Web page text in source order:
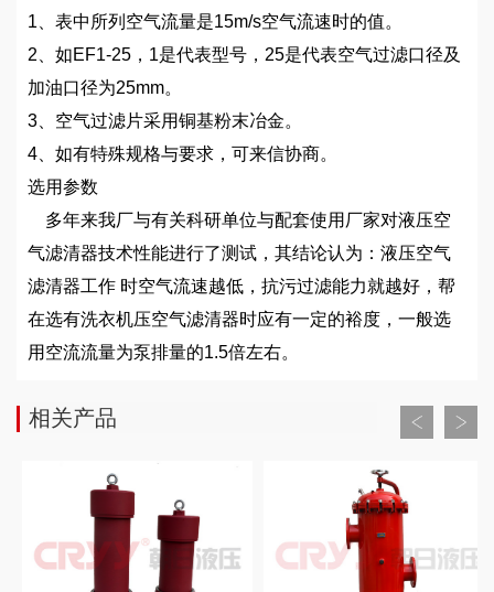
1、表中所列空气流量是15m/s空气流速时的值。
2、如EF1-25，1是代表型号，25是代表空气过滤口径及
加油口径为25mm。
3、空气过滤片采用铜基粉末冶金。
4、如有特殊规格与要求，可来信协商。
选用参数
多年来我厂与有关科研单位与配套使用厂家对液压空
气滤清器技术性能进行了测试，其结论认为：液压空气
滤清器工作 时空气流速越低，抗污过滤能力就越好，帮
在选有洗衣机压空气滤清器时应有一定的裕度，一般选
用空流流量为泵排量的1.5倍左右。
相关产品